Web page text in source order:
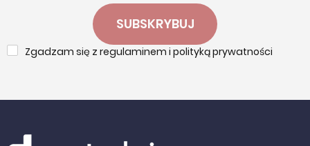
SUBSKRYBUJ
Zgadzam się z regulaminem i polityką prywatności